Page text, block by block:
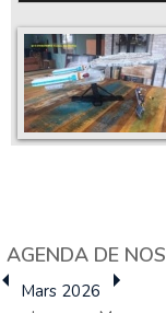
AGENDA DE
Mars 2026